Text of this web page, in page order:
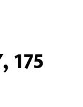
175